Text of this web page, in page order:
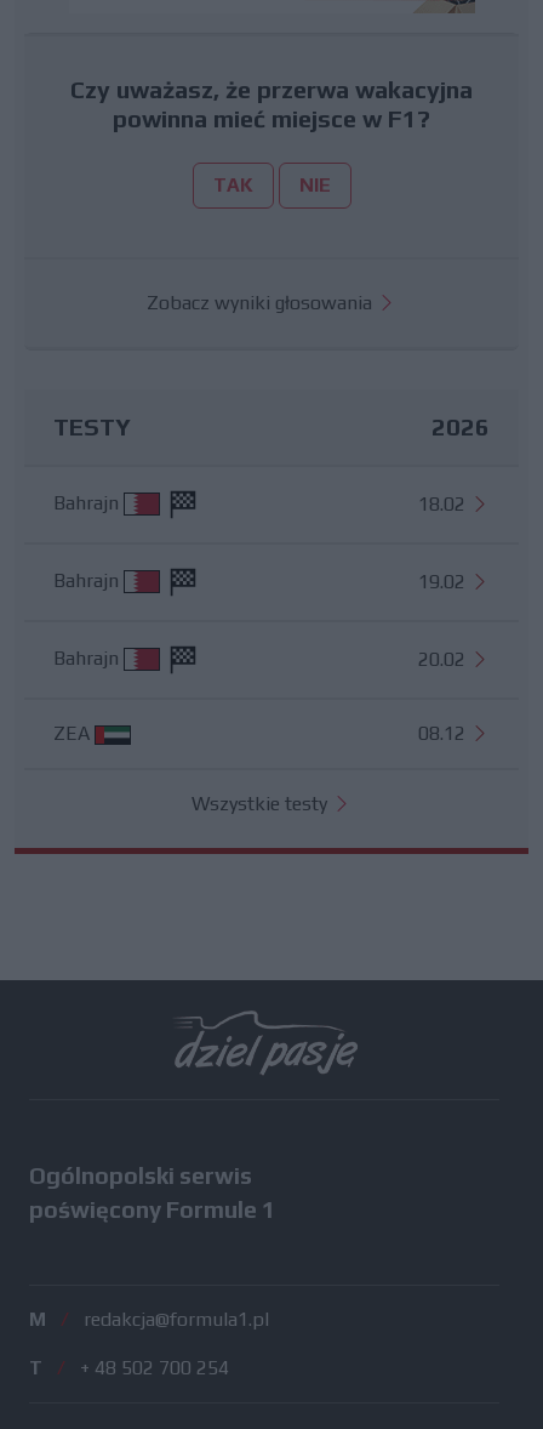
Czy uważasz, że przerwa wakacyjna
powinna mieć miejsce w F1?
TAK NIE
Zobacz wyniki głosowania
TESTY 2026
Bahrajn 18.02
Bahrajn 19.02
Bahrajn 20.02
ZEA 08.12
Wszystkie testy
Ogólnopolski serwis
poświęcony Formule 1
M / redakcja@formula1.pl
T / + 48 502 700 254